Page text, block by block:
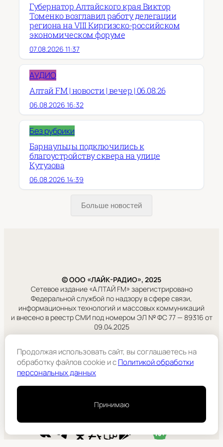
Губернатор Алтайского края Виктор
Томенко возглавил работу делегации
региона на VIII Киргизско-российском
экономическом форуме
07.08.2026 11:37
АУДИО
Алтай FM | новости | вечер | 06.08.26
06.08.2026 16:32
Без рубрики
Барнаульцы подключились к
благоустройству сквера на улице
Кутузова
06.08.2026 14:39
Больше новостей
© ООО «ЛАЙК-РАДИО», 2025
Сетевое издание «АЛТАЙ FM» зарегистрировано
Федеральной службой по надзору в сфере связи,
информационных технологий и массовых коммуникаций
и внесено в реестр СМИ под номером ЭЛ № ФС 77 — 89316 от
09.04.2025
Правовая информация
Учредитель:
ООО «ЛАЙК-РАДИО».
Продолжая использовать сайт, вы соглашаетесь на
обработку файлов cookie и cПолитикой обработки
персональных данных
Принимаю